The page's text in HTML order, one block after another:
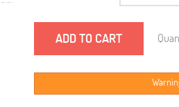
ADD TO CART